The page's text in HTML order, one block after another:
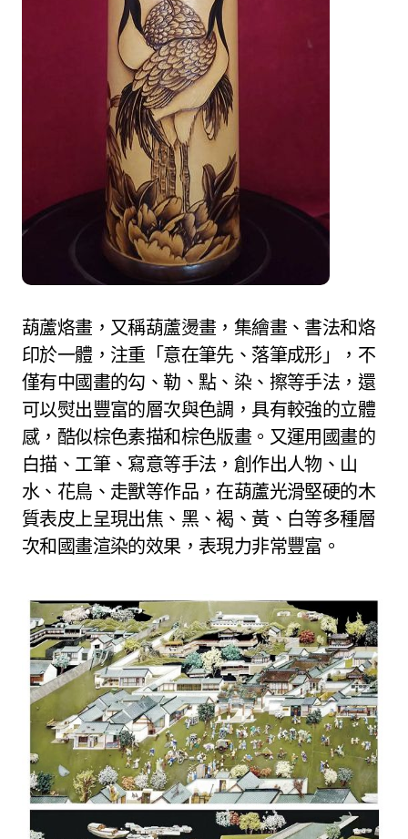
葫蘆烙畫，又稱葫蘆燙畫，集繪畫、書法和烙
印於一體，注重「意在筆先、落筆成形」，不
僅有中國畫的勾、勒、點、染、擦等手法，還
可以熨出豐富的層次與色調，具有較強的立體
感，酷似棕色素描和棕色版畫。又運用國畫的
白描、工筆、寫意等手法，創作出人物、山
水、花鳥、走獸等作品，在葫蘆光滑堅硬的木
質表皮上呈現出焦、黑、褐、黃、白等多種層
次和國畫渲染的效果，表現力非常豐富。